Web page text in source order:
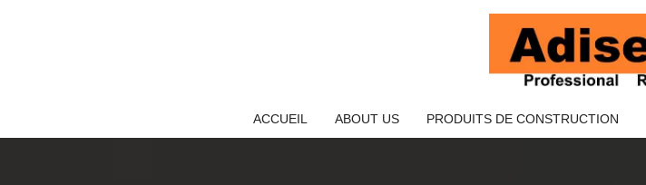
ACCUEIL ABOUT US PRODUITS DE CONSTRUCTION